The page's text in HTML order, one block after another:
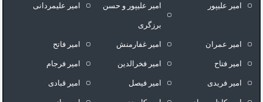
امیر علیپور امیر علیپور و حسن
برزگری
امیر علیمردانی
امیر عمران امیر غفارمنش امیر فاتح
امیر فتاح امیر فخرالدین امیر فرجام
امیر فریدی امیر فیصل امیر قبادی